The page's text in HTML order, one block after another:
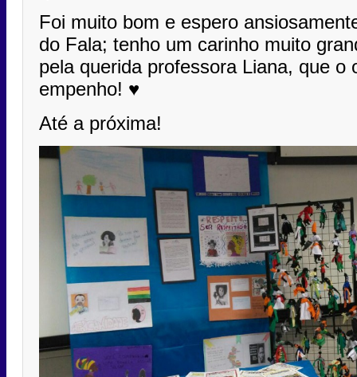
Foi muito bom e espero
do Fala; tenho um carinho muito
pela querida professora Liana, que o
empenho! ♥
Até a próxima!